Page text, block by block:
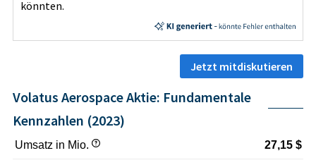
könnten.
Jetzt mitdiskutieren
Volatus Aerospace Aktie: Fundamentale
Kennzahlen (2023)
Umsatz in Mio. 27,15 $